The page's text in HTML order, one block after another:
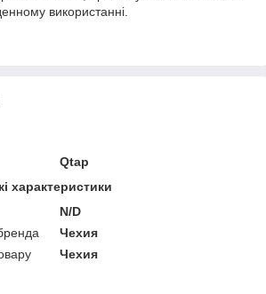
використанні.
Qtap
характеристики
N/D
Чехия
Чехия